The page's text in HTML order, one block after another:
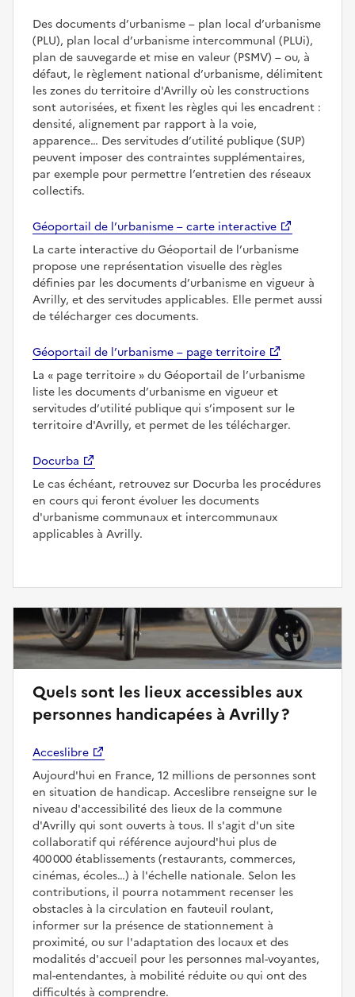
Des documents d’urbanisme – plan local d’urbanisme
(PLU), plan local d’urbanisme intercommunal (PLUi),
plan de sauvegarde et mise en valeur (PSMV) – ou, à
défaut, le règlement national d’urbanisme, délimitent
les zones du territoire d'Avrilly où les constructions
sont autorisées, et fixent les règles qui les encadrent :
densité, alignement par rapport à la voie,
apparence… Des servitudes d’utilité publique (SUP)
peuvent imposer des contraintes supplémentaires,
par exemple pour permettre l’entretien des réseaux
collectifs.
Géoportail de l’urbanisme – carte interactive
La carte interactive du Géoportail de l’urbanisme
propose une représentation visuelle des règles
définies par les documents d’urbanisme en vigueur à
Avrilly, et des servitudes applicables. Elle permet aussi
de télécharger ces documents.
Géoportail de l’urbanisme – page territoire
La
page territoire
du Géoportail de l’urbanisme
liste les documents d’urbanisme en vigueur et
servitudes d’utilité publique qui s’imposent sur le
territoire d'Avrilly, et permet de les télécharger.
Docurba
Le cas échéant, retrouvez sur Docurba les procédures
en cours qui feront évoluer les documents
d'urbanisme communaux et intercommunaux
applicables à Avrilly.
Quels sont les lieux accessibles aux
personnes handicapées à Avrilly ?
Acceslibre
Aujourd'hui en France, 12 millions de personnes sont
en situation de handicap. Acceslibre renseigne sur le
niveau d'accessibilité des lieux de la commune
d'Avrilly qui sont ouverts à tous. Il s'agit d'un site
collaboratif qui référence aujourd'hui plus de
400 000 établissements (restaurants, commerces,
cinémas, écoles…) à l'échelle nationale. Selon les
contributions, il pourra notamment recenser les
obstacles à la circulation en fauteuil roulant,
informer sur la présence de stationnement à
proximité, ou sur l'adaptation des locaux et des
modalités d'accueil pour les personnes mal-voyantes,
mal-entendantes, à mobilité réduite ou qui ont des
difficultés à comprendre.